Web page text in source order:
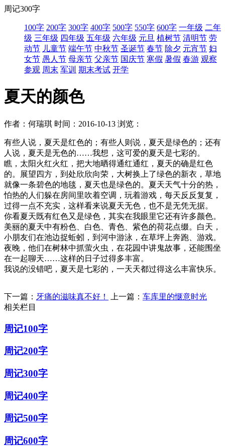
周记300字
100字 200字 300字 400字 500字 550字 600字 一年级 二年
级 三年级 四年级 五年级 六年级 元旦 植树节 清明节 劳
动节 儿童节 端午节 中秋节 圣诞节 春节 除夕 元宵节 妇
女节 愚人节 母亲节 父亲节 国庆节 寒假 暑假 春游 观察
参观 周末 军训 期末考试 开学
夏天的颜色
作者：何瑞琪 时间：2016-10-13 浏览：
有些人说，夏天是红色的；有些人则说，夏天是绿色的；还有
人说，夏天是无色的……我想，这可爱的夏天是七彩的。
瞧，太阳火红火红，把大地晒得通红通红，夏天的确是红色
的。展望四方，到处欣欣向荣，大树换上了绿色的新衣，草地
就像一条碧色的地毯，夏天也是绿色的。夏天天气十分的热，
怕热的人们躲在房间里吹着空调，玩着游戏，每天反反复复，
过得一点不充实，这样看来说夏天无色，也不是无凭无据。
你看夏天既有红色又是绿色，其实在我眼里它还有许多颜色。
美丽的夏天中有粉色、白色、青色、紫色的荷花点缀。白天，
小朋友们在池边捉蚯蚓，到河中游泳，在草坪上奔跑、游戏。
夜晚，他们在树林中抓萤火虫，在花园中讲鬼故事，还能围坐
在一起聊天……这样的日子过得多丰富。
我说的没错吧，夏天是七彩的，一天天都过得这么丰富快乐。
下一篇： 牙痛的滋味真不好！ 上一篇： 车库里的惬意时光
相关栏目
周记100字
周记200字
周记300字
周记400字
周记500字
周记600字